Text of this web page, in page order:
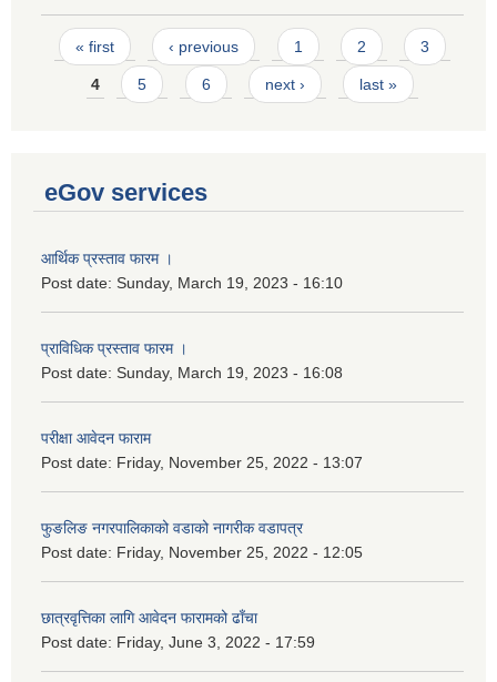
Pages
« first ‹ previous 1 2 3
4 5 6 next › last »
eGov services
आर्थिक प्रस्ताव फारम ।
Post date: Sunday, March 19, 2023 - 16:10
प्राविधिक प्रस्ताव फारम ।
Post date: Sunday, March 19, 2023 - 16:08
परीक्षा आवेदन फाराम
Post date: Friday, November 25, 2022 - 13:07
फुङलिङ नगरपालिकाको वडाको नागरीक वडापत्र
Post date: Friday, November 25, 2022 - 12:05
छात्रवृत्तिका लागि आवेदन फारामको ढाँचा
Post date: Friday, June 3, 2022 - 17:59